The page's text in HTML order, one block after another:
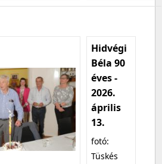
Hidvégi
Béla 90
éves -
2026.
április
13.
fotó:
Tüskés